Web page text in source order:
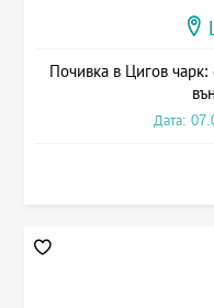
Почивка в Цигов
Дата: